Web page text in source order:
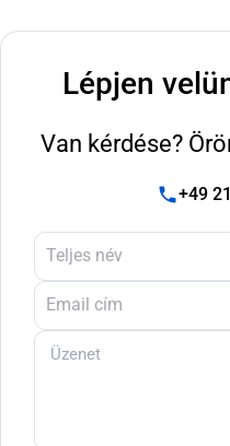
Lépjen
Van kérdése?
+49